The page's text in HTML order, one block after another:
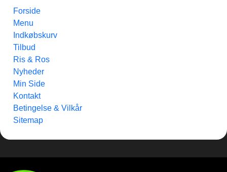
Forside
Menu
Indkøbskurv
Tilbud
Ris & Ros
Nyheder
Min Side
Kontakt
Betingelse & Vilkår
Sitemap